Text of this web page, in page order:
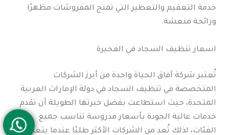
خدمة التعقيم والتعطير التي تمنح المفروشات مظهرًا
ورائحة منعشة.
اسعار تنظيف السجاد في الفجيرة
تُعتبر شركة آفاق الحياة واحدة من أبرز الشركات
المتخصصة في تنظيف السجاد في دولة الإمارات العربية
المتحدة، حيث استطاعت بفضل خبرتها الطويلة أن تقدم
خدمات عالية الجودة بأسعار مدروسة تناسب جميع
الفئات، لذلك تُعد من الشركات الأكثر طلبًا عندما يتعلق